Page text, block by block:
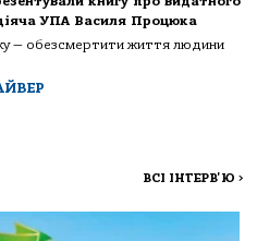
УПА Василя Процюка
— обезсмертити життя людини
ВСІ ІНТЕРВ'Ю >